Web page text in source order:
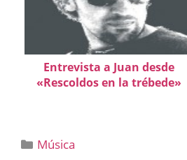
Entrevista a Juan desde
«Rescoldos en la trébede»
Categorías
Música